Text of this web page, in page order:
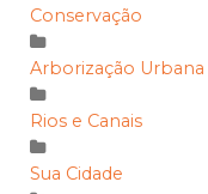
Conservação
Arborização Urbana
Rios e Canais
Sua Cidade